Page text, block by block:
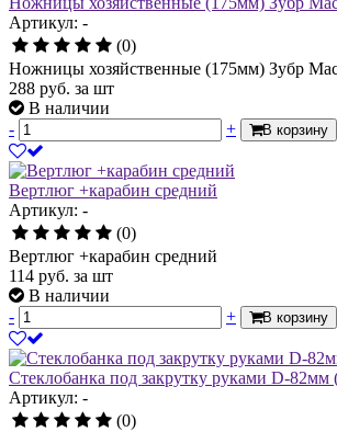
Артикул: -
(0)
Ножницы хозяйственные (175мм) Зубр
288 руб. за шт
В наличии
-
+ В корзину
Вертлюг +карабин средний
Артикул: -
(0)
Вертлюг +карабин средний
114 руб. за шт
В наличии
-
+ В корзину
Стеклобанка под закрутку руками D-82мм
Артикул: -
(0)